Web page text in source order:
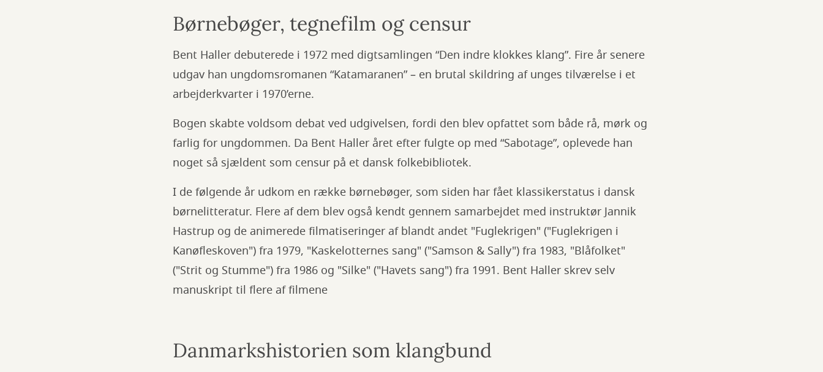
Børnebøger, tegnefilm og censur
Bent Haller debuterede i 1972 med digtsamlingen “Den indre klokkes klang”. Fire år senere
udgav han ungdomsromanen “Katamaranen” – en brutal skildring af unges tilværelse i et
arbejderkvarter i 1970’erne.
Bogen skabte voldsom debat ved udgivelsen, fordi den blev opfattet som både rå, mørk og
farlig for ungdommen. Da Bent Haller året efter fulgte op med “Sabotage”, oplevede han
noget så sjældent som censur på et dansk folkebibliotek.
I de følgende år udkom en række børnebøger, som siden har fået klassikerstatus i dansk
børnelitteratur. Flere af dem blev også kendt gennem samarbejdet med instruktør Jannik
Hastrup og de animerede filmatiseringer af blandt andet "Fuglekrigen" ("Fuglekrigen i
Kanøfleskoven") fra 1979, "Kaskelotternes sang" ("Samson & Sally") fra 1983, "Blåfolket"
("Strit og Stumme") fra 1986 og "Silke" ("Havets sang") fra 1991. Bent Haller skrev selv
manuskript til flere af filmene
Danmarkshistorien som klangbund